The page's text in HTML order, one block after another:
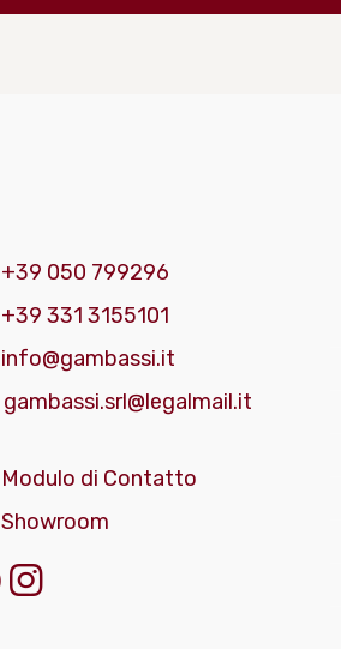
+39 050 799296
+39 331 3155101
info@gambassi.it
gambassi.srl@legalmail.it
Modulo di Contatto
Showroom